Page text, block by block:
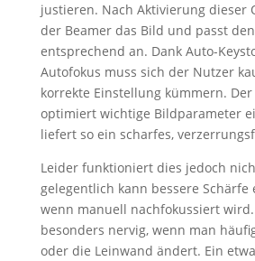
justieren. Nach Aktivierung dieser
der Beamer das Bild und passt den
entsprechend an. Dank Auto-
Autofokus muss sich der Nutzer
korrekte Einstellung kümmern. Der
optimiert wichtige Bildparameter
liefert so ein scharfes,
Leider funktioniert dies jedoch
gelegentlich kann bessere Schärfe
wenn manuell nachfokussiert
besonders nervig, wenn man
oder die Leinwand ändert. Ein